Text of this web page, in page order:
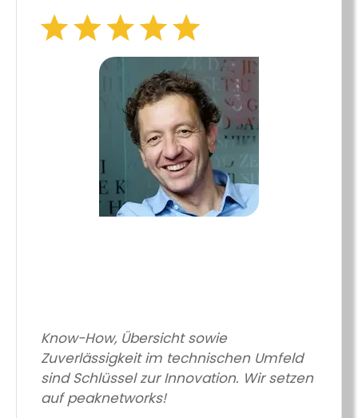
Know-How, Übersicht sowie
Zuverlässigkeit im technischen Umfeld
sind Schlüssel zur Innovation. Wir setzen
auf peaknetworks!